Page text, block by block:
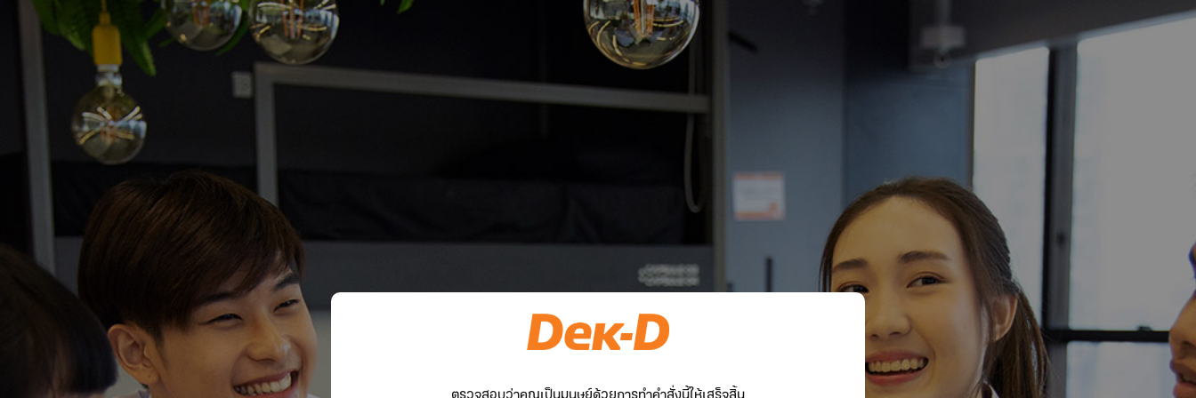
ตรวจสอบว่าคุณเป็นมนุษย์ด้วยการทำคำสั่งนี้ให้เสร็จสิ้น